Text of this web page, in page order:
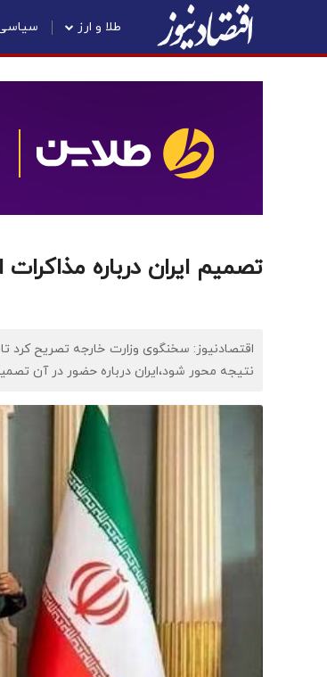
طلا و ارز
تصمیم ایران درباره
اقتصادنیوز: سخنگوی وزارت خارجه تصریح کرد
نتیجه محور شود،‌ایران درباره حضور در آن